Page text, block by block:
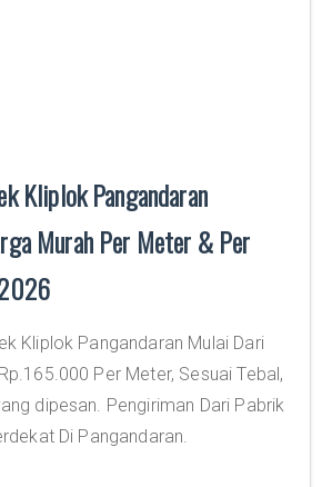
Kliplok Pangandaran
Murah Per Meter & Per
Kliplok Pangandaran Mulai Dari
Per Meter, Sesuai Tebal,
dipesan. Pengiriman Dari Pabrik
Di Pangandaran.